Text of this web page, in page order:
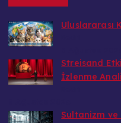
Uluslararası
Streisand
İzlenme
Sultanizm ve